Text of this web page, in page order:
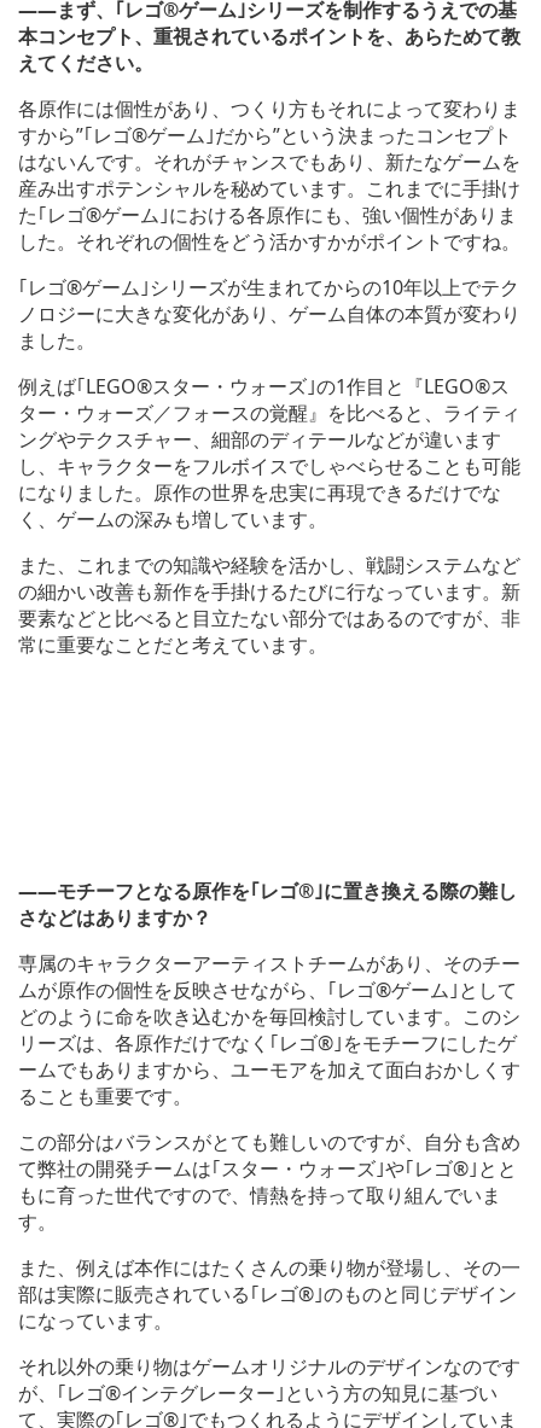
――まず、｢レゴ®ゲーム｣シリーズを制作するうえでの基
本コンセプト、重視されているポイントを、あらためて教
えてください。
各原作には個性があり、つくり方もそれによって変わりま
すから”｢レゴ®ゲーム｣だから”という決まったコンセプト
はないんです。それがチャンスでもあり、新たなゲームを
産み出すポテンシャルを秘めています。これまでに手掛け
た｢レゴ®ゲーム｣における各原作にも、強い個性がありま
した。それぞれの個性をどう活かすかがポイントですね。
｢レゴ®ゲーム｣シリーズが生まれてからの10年以上でテク
ノロジーに大きな変化があり、ゲーム自体の本質が変わり
ました。
例えば｢LEGO®スター・ウォーズ｣の1作目と『LEGO®ス
ター・ウォーズ／フォースの覚醒』を比べると、ライティ
ングやテクスチャー、細部のディテールなどが違います
し、キャラクターをフルボイスでしゃべらせることも可能
になりました。原作の世界を忠実に再現できるだけでな
く、ゲームの深みも増しています。
また、これまでの知識や経験を活かし、戦闘システムなど
の細かい改善も新作を手掛けるたびに行なっています。新
要素などと比べると目立たない部分ではあるのですが、非
常に重要なことだと考えています。
――モチーフとなる原作を｢レゴ®｣に置き換える際の難し
さなどはありますか？
専属のキャラクターアーティストチームがあり、そのチー
ムが原作の個性を反映させながら、｢レゴ®ゲーム｣として
どのように命を吹き込むかを毎回検討しています。このシ
リーズは、各原作だけでなく｢レゴ®｣をモチーフにしたゲ
ームでもありますから、ユーモアを加えて面白おかしくす
ることも重要です。
この部分はバランスがとても難しいのですが、自分も含め
て弊社の開発チームは｢スター・ウォーズ｣や｢レゴ®｣とと
もに育った世代ですので、情熱を持って取り組んでいま
す。
また、例えば本作にはたくさんの乗り物が登場し、その一
部は実際に販売されている｢レゴ®｣のものと同じデザイン
になっています。
それ以外の乗り物はゲームオリジナルのデザインなのです
が、｢レゴ®インテグレーター｣という方の知見に基づい
て、実際の｢レゴ®｣でもつくれるようにデザインしていま